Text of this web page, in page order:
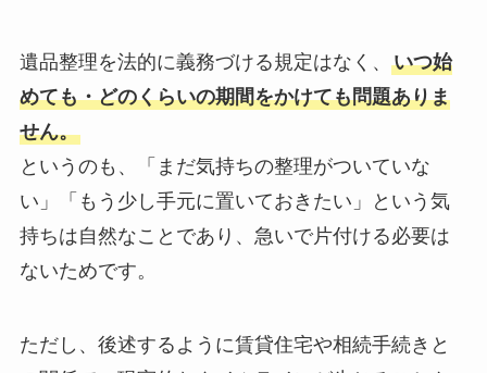
遺品整理を法的に義務づける規定はなく、 いつ始
めても・どのくらいの期間をかけても問題ありま
せん。
というのも、「まだ気持ちの整理がついていな
い」「もう少し手元に置いておきたい」という気
持ちは自然なことであり、急いで片付ける必要は
ないためです。
ただし、後述するように賃貸住宅や相続手続きと